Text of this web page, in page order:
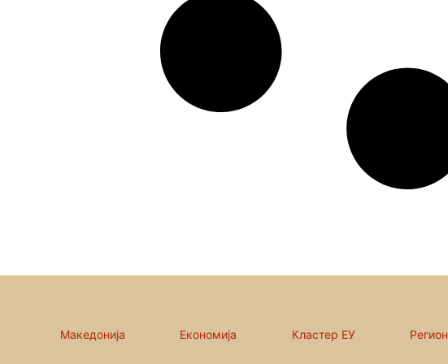
Македонија Економија Кластер ЕУ Регион